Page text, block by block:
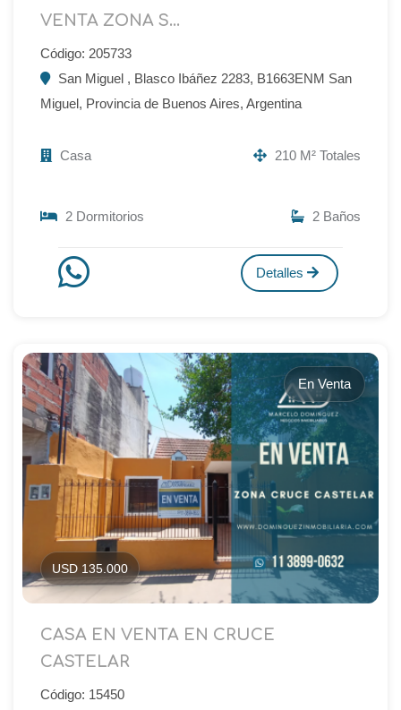
VENTA ZONA S...
Código: 205733
San Miguel , Blasco Ibáñez 2283, B1663ENM San
Miguel, Provincia de Buenos Aires, Argentina
Casa 210 M² Totales
2 Dormitorios 2 Baños
Detalles
En Venta
USD 135.000
CASA EN VENTA EN CRUCE
CASTELAR
Código: 15450